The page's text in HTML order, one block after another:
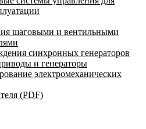
шаговыми и вентильными
синхронных генераторов
и генераторы
электромеханических
(PDF)